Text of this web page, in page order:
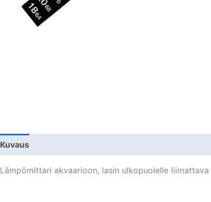
Kuvaus
Lämpömittari akvaarioon, lasin ulkopuolelle liimattava